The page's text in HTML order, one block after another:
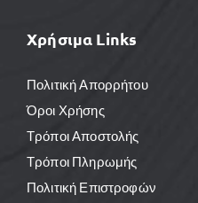
Χρήσιμα Links
Πολιτική Απορρήτου
Όροι Χρήσης
Τρόποι Αποστολής
Τρόποι Πληρωμής
Πολιτική Επιστροφών